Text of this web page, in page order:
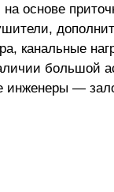
основе
канальные
большой
—